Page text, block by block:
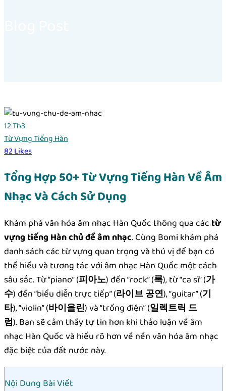
12Th3
Từ Vựng Tiếng Hàn
82Likes
Tổng Hợp 50+ Từ Vựng Tiếng Hàn Về Âm
Nhạc Và Cách Sử Dụng
Khám phá văn hóa âm nhạc Hàn Quốc thông qua các từ
vựng tiếng Hàn chủ đề âm nhạc. Cùng Bomi khám phá
danh sách các từ vựng quan trọng và thú vị để bạn có
thể hiểu và tương tác với âm nhạc Hàn Quốc một cách
sâu sắc. Từ “piano” (피아노) đến “rock” (록), từ “ca sĩ” (가
수) đến “biểu diễn trực tiếp” (라이브 공연), “guitar” (기
타), “violin” (바이올린) và “trống điện” (일렉트릭 드
럼). Bạn sẽ cảm thấy tự tin hơn khi thảo luận về âm
nhạc Hàn Quốc và hiểu rõ hơn về nền văn hóa âm nhạc
đặc biệt của đất nước này.
Nội Dung Bài Viết